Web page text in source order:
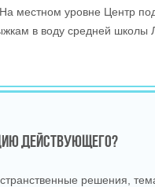
местном уровне Центр
в воду средней школы
ДЕЙСТВУЮЩЕГО?
решения,